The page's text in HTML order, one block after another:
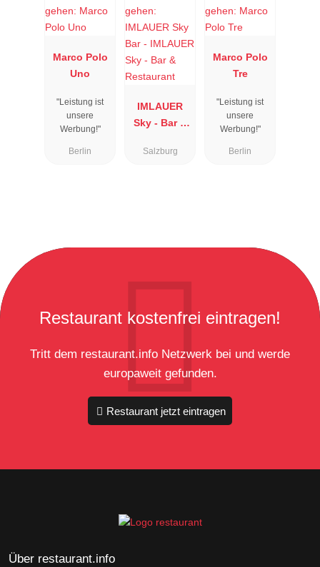
Marco Polo
Uno
"Leistung ist
unsere
Werbung!"
Berlin
IMLAUER
Sky - Bar &
Salzburg
Marco Polo
Tre
"Leistung ist
unsere
Werbung!"
Berlin
Restaurant kostenfrei eintragen!
Tritt dem restaurant.info Netzwerk bei und werde
europaweit gefunden.
Restaurant jetzt eintragen
Über restaurant.info